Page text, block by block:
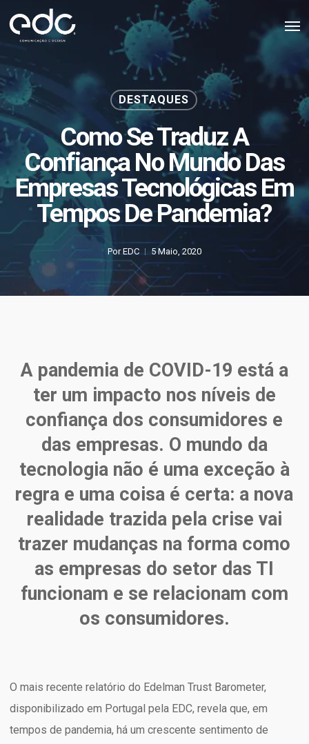
content
DESTAQUES
Como Se Traduz A
Confiança No Mundo Das
Empresas Tecnológicas Em
Tempos De Pandemia?
Por EDC 5 Maio, 2020
A pandemia de COVID-19 está a
ter um impacto nos níveis de
confiança dos consumidores e
das empresas. O mundo da
tecnologia não é uma exceção à
regra e uma coisa é certa: a nova
realidade trazida pela crise vai
trazer mudanças na forma como
as empresas do setor das TI
funcionam e se relacionam com
os consumidores.
O mais recente relatório do Edelman Trust Barometer,
disponibilizado em Portugal pela EDC, revela que, em
tempos de pandemia, há um crescente sentimento de